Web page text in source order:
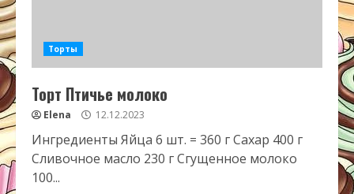
Торты
Торт Птичье молоко
Elena 12.12.2023
Ингредиенты Яйца 6 шт. = 360 г Сахар 400 г
Сливочное масло 230 г Сгущенное молоко
100...